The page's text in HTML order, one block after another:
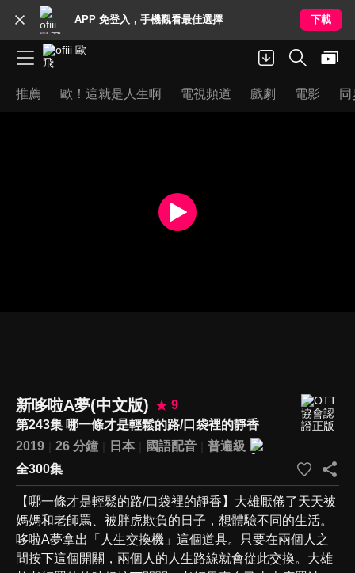
APP 免登入，手機觀看最佳選擇 下載
推薦 歐！這就是人生啊 電視頻道 戲劇 電影
新哆啦A夢(中文版)
9
第243集 哪一條才是輕鬆的路/口袋裡的靜香
2019
26 分鐘 日本 國語配音
普遍級
全300集
【哪一條才是輕鬆的路/口袋裡的靜香】大雄厭倦了天天被
媽媽和老師罵、被胖虎欺負的日子，想體驗不同的生活。
哆啦A夢拿出「人生交換機」這個道具。只要在兩個人之
間按下這個開關，兩個人的人生路線就會從此交換。大雄